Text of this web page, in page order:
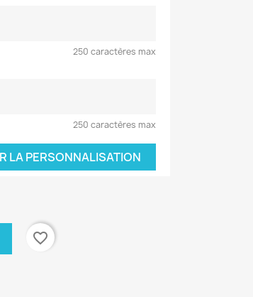
250 caractères max
250 caractères max
LA PERSONNALISATION
favorite_border